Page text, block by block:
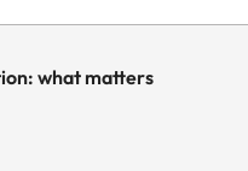
what matters